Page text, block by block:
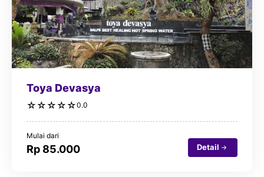
Toya Devasya
☆ ☆ ☆ ☆ ☆0.0
Mulai dari
Rp 85.000 Detail